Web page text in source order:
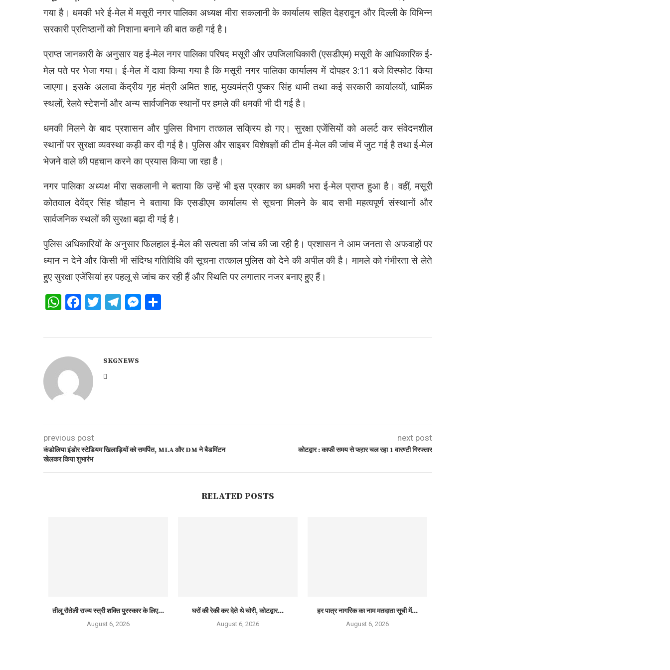
गया है। धमकी भरे ई-मेल में मसूरी नगर पालिका अध्यक्ष मीरा सकलानी के कार्यालय सहित देहरादून और दिल्ली के विभिन्न
सरकारी प्रतिष्ठानों को निशाना बनाने की बात कही गई है।
प्राप्त जानकारी के अनुसार यह ई-मेल नगर पालिका परिषद मसूरी और उपजिलाधिकारी (एसडीएम) मसूरी के आधिकारिक ई-
मेल पते पर भेजा गया। ई-मेल में दावा किया गया है कि मसूरी नगर पालिका कार्यालय में दोपहर 3:11 बजे विस्फोट किया
जाएगा। इसके अलावा केंद्रीय गृह मंत्री अमित शाह, मुख्यमंत्री पुष्कर सिंह धामी तथा कई सरकारी कार्यालयों, धार्मिक
स्थलों, रेलवे स्टेशनों और अन्य सार्वजनिक स्थानों पर हमले की धमकी भी दी गई है।
धमकी मिलने के बाद प्रशासन और पुलिस विभाग तत्काल सक्रिय हो गए। सुरक्षा एजेंसियों को अलर्ट कर संवेदनशील
स्थानों पर सुरक्षा व्यवस्था कड़ी कर दी गई है। पुलिस और साइबर विशेषज्ञों की टीम ई-मेल की जांच में जुट गई है तथा ई-मेल
भेजने वाले की पहचान करने का प्रयास किया जा रहा है।
नगर पालिका अध्यक्ष मीरा सकलानी ने बताया कि उन्हें भी इस प्रकार का धमकी भरा ई-मेल प्राप्त हुआ है। वहीं, मसूरी
कोतवाल देवेंद्र सिंह चौहान ने बताया कि एसडीएम कार्यालय से सूचना मिलने के बाद सभी महत्वपूर्ण संस्थानों और
सार्वजनिक स्थलों की सुरक्षा बढ़ा दी गई है।
पुलिस अधिकारियों के अनुसार फिलहाल ई-मेल की सत्यता की जांच की जा रही है। प्रशासन ने आम जनता से अफवाहों पर
ध्यान न देने और किसी भी संदिग्ध गतिविधि की सूचना तत्काल पुलिस को देने की अपील की है। मामले को गंभीरता से लेते
हुए सुरक्षा एजेंसियां हर पहलू से जांच कर रही हैं और स्थिति पर लगातार नजर बनाए हुए हैं।
WhatsApp
Facebook
Twitter
Telegram
Messenger
SKGNEWS
previous post
कंडोलिया इंडोर स्टेडियम खिलाड़ियों को समर्पित, MLA और DM ने बैडमिंटन
खेलकर किया शुभारंभ
next post
कोटद्वार : काफी समय से फऱार चल रहा 1 वारण्टी गिरफ्तार
RELATED POSTS
तीलू रौतेली राज्य स्त्री शक्ति पुरस्कार के लिए...
August 6, 2026
घरों की रेकी कर देते थे चोरी, कोटद्वार...
August 6, 2026
हर पात्र नागरिक का नाम मतदाता सूची में...
August 6, 2026